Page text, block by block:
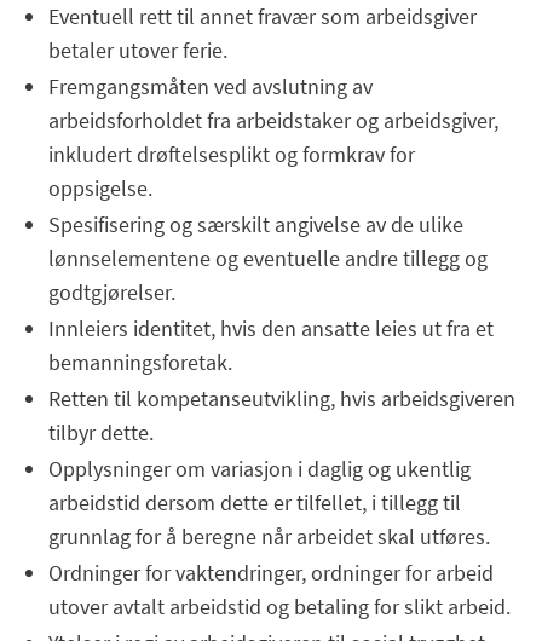
Eventuell rett til annet fravær som arbeidsgiver
betaler utover ferie.
Fremgangsmåten ved avslutning av
arbeidsforholdet fra arbeidstaker og arbeidsgiver,
inkludert drøftelsesplikt og formkrav for
oppsigelse.
Spesifisering og særskilt angivelse av de ulike
lønnselementene og eventuelle andre tillegg og
godtgjørelser.
Innleiers identitet, hvis den ansatte leies ut fra et
bemanningsforetak.
Retten til kompetanseutvikling, hvis arbeidsgiveren
tilbyr dette.
Opplysninger om variasjon i daglig og ukentlig
arbeidstid dersom dette er tilfellet, i tillegg til
grunnlag for å beregne når arbeidet skal utføres.
Ordninger for vaktendringer, ordninger for arbeid
utover avtalt arbeidstid og betaling for slikt arbeid.